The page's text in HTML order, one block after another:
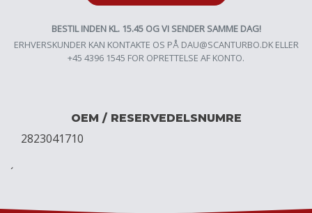
BESTIL INDEN KL. 15.45 OG VI SENDER SAMME DAG!
ERHVERSKUNDER KAN KONTAKTE OS PÅ DAU@SCANTURBO.DKELLER
+45 4396 1545 FOR OPRETTELSE AF KONTO.
OEM / RESERVEDELSNUMRE
2823041710
´